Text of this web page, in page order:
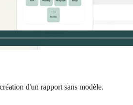
d'un rapport sans modèle.